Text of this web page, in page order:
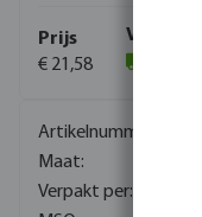
€ 21,58